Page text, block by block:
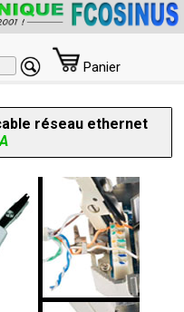
Panier
réseau ethernet